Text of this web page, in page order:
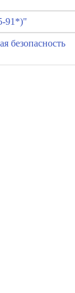
91*)"
безопасность